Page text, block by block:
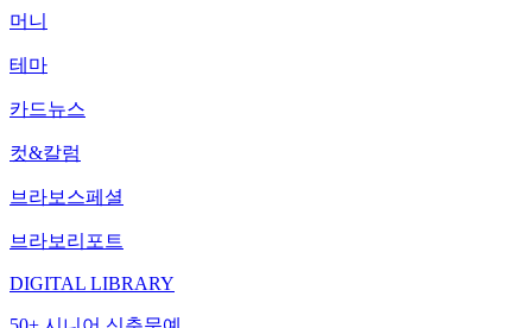
머니
테마
카드뉴스
컷&칼럼
브라보스페셜
브라보리포트
DIGITAL LIBRARY